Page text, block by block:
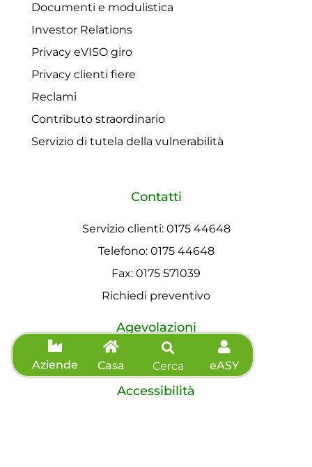
Aziende Casa Cerca eASY
Documenti e modulistica
Investor Relations
Privacy eVISO giro
Privacy clienti fiere
Reclami
Contributo straordinario
Servizio di tutela della vulnerabilità
Contatti
Servizio clienti: 0175 44648
Telefono: 0175 44648
Fax: 0175 571039
Richiedi preventivo
Agevolazioni
Informazioni sisma
Accessibilità